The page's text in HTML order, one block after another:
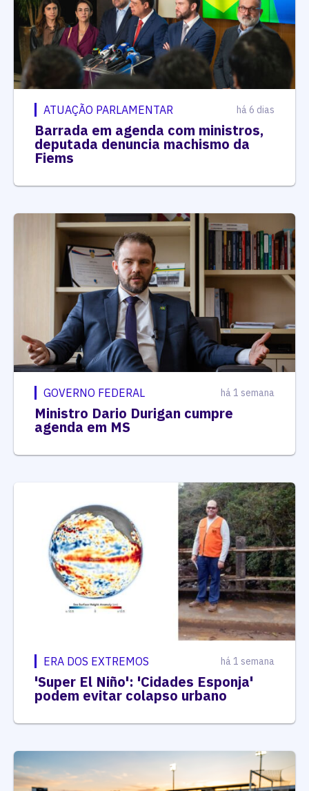
ATUAÇÃO PARLAMENTAR há 6 dias
Barrada em agenda com ministros,
deputada denuncia machismo da
Fiems
GOVERNO FEDERAL há 1 semana
Ministro Dario Durigan cumpre
agenda em MS
ERA DOS EXTREMOS há 1 semana
'Super El Niño': 'Cidades Esponja'
podem evitar colapso urbano